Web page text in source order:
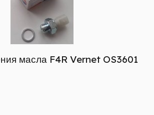
масла F4R Vernet OS3601